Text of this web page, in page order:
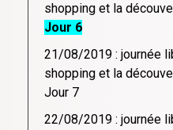
shopping et la
Jour 6
21/08/2019 : journée
shopping et la
Jour 7
22/08/2019 : journée